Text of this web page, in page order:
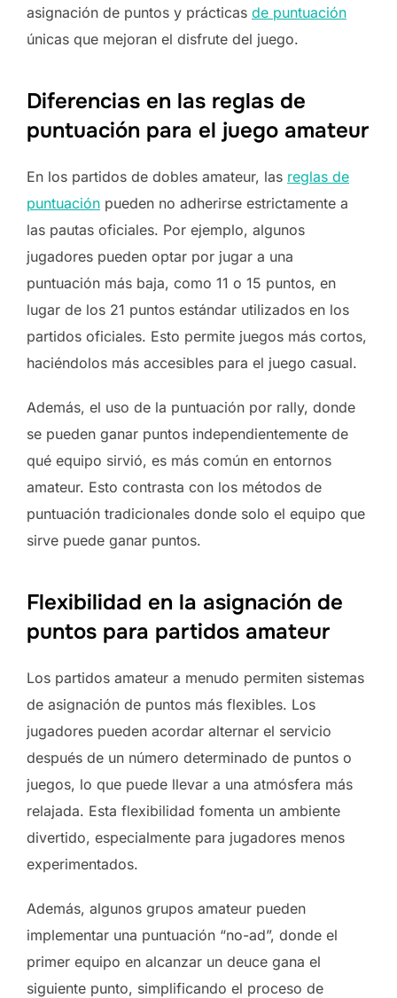
asignación de puntos y prácticas de puntuación
únicas que mejoran el disfrute del juego.
Diferencias en las reglas de
puntuación para el juego amateur
En los partidos de dobles amateur, las reglas de
puntuación pueden no adherirse estrictamente a
las pautas oficiales. Por ejemplo, algunos
jugadores pueden optar por jugar a una
puntuación más baja, como 11 o 15 puntos, en
lugar de los 21 puntos estándar utilizados en los
partidos oficiales. Esto permite juegos más cortos,
haciéndolos más accesibles para el juego casual.
Además, el uso de la puntuación por rally, donde
se pueden ganar puntos independientemente de
qué equipo sirvió, es más común en entornos
amateur. Esto contrasta con los métodos de
puntuación tradicionales donde solo el equipo que
sirve puede ganar puntos.
Flexibilidad en la asignación de
puntos para partidos amateur
Los partidos amateur a menudo permiten sistemas
de asignación de puntos más flexibles. Los
jugadores pueden acordar alternar el servicio
después de un número determinado de puntos o
juegos, lo que puede llevar a una atmósfera más
relajada. Esta flexibilidad fomenta un ambiente
divertido, especialmente para jugadores menos
experimentados.
Además, algunos grupos amateur pueden
implementar una puntuación “no-ad”, donde el
primer equipo en alcanzar un deuce gana el
siguiente punto, simplificando el proceso de